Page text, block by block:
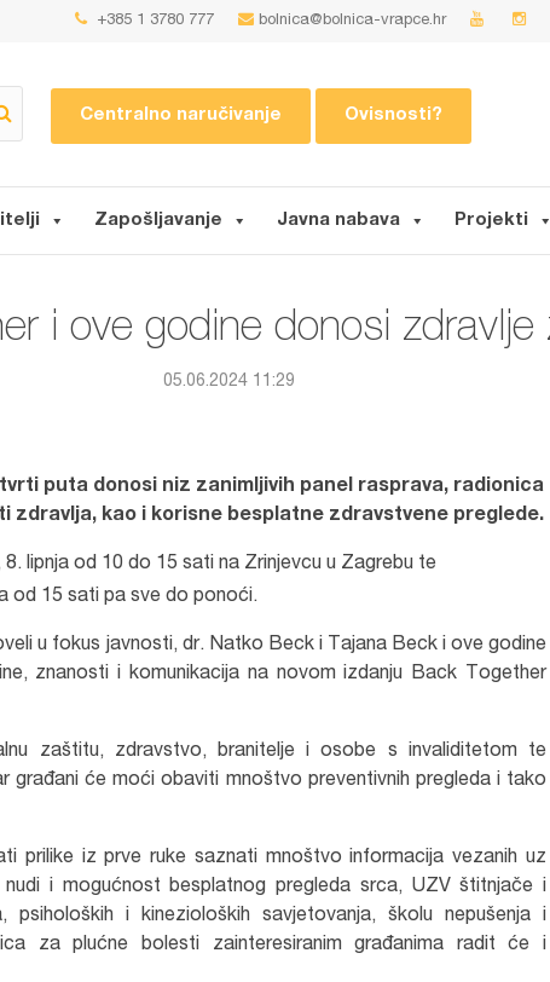
+385 1 3780 777 bolnica@bolnica-vrapce.hr
Centralno naručivanje Ovisnosti?
Zapošljavanje Javna nabava Projekti
i ove godine donosi zdravlje
05.06.2024 11:29
puta donosi niz zanimljivih panel rasprava, radionica
zdravlja, kao i korisne besplatne zdravstvene preglede.
lipnja od 10 do 15 sati na Zrinjevcu u Zagrebu te
od 15 sati pa sve do ponoći.
u fokus javnosti, dr. Natko Beck i Tajana Beck i ove godine
znanosti i komunikacija na novom izdanju Back Together
zaštitu, zdravstvo, branitelje i osobe s invaliditetom te
će moći obaviti mnoštvo preventivnih pregleda i tako
prilike iz prve ruke saznati mnoštvo informacija vezanih uz
i mogućnost besplatnog pregleda srca, UZV štitnjače i
i kinezioloških savjetovanja, školu nepušenja i
za plućne bolesti zainteresiranim građanima radit će i